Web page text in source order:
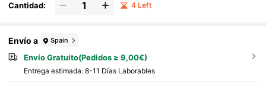
Cantidad: 4 Left
Envío a Spain
Envío Gratuito(Pedidos ≥ 9,00€)
Entrega estimada: 8-11 Días Laborables